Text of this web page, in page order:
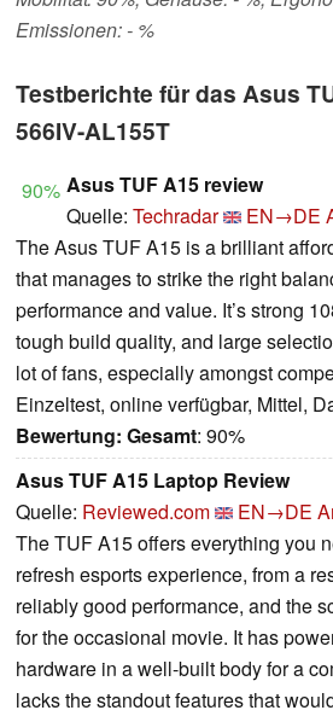
Emissionen: - %
Testberichte für das Asus
566IV-AL155T
90% Asus TUF A15 review
Quelle: Techradar EN→DE
The Asus TUF A15 is a brilliant
that manages to strike the right
performance and value. It’s strong
tough build quality, and large
lot of fans, especially amongst
Einzeltest, online verfügbar, Mittel,
Bewertung: Gesamt: 90%
Asus TUF A15 Laptop Review
Quelle: Reviewed.com EN→DE
The TUF A15 offers everything you
refresh esports experience, from a
reliably good performance, and the
for the occasional movie. It has
hardware in a well-built body for a
lacks the standout features that